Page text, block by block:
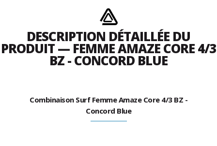
DESCRIPTION DÉTAILLÉE DU
PRODUIT — FEMME AMAZE CORE 4/3
BZ - CONCORD BLUE
Combinaison Surf Femme Amaze Core 4/3 BZ -
Concord Blue